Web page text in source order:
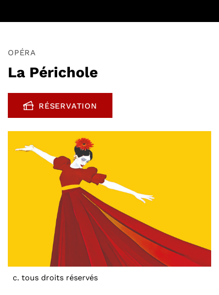
OPÉRA
La Périchole
RÉSERVATION
, OUVRE UNE NOUVELLE FENÊTRE
c. tous droits réservés